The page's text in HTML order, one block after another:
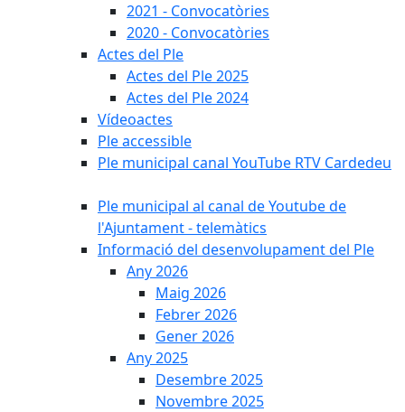
2021 - Convocatòries
2020 - Convocatòries
Actes del Ple
Actes del Ple 2025
Actes del Ple 2024
Vídeoactes
Ple accessible
Ple municipal canal YouTube RTV Cardedeu
Ple municipal al canal de Youtube de
l'Ajuntament - telemàtics
Informació del desenvolupament del Ple
Any 2026
Maig 2026
Febrer 2026
Gener 2026
Any 2025
Desembre 2025
Novembre 2025